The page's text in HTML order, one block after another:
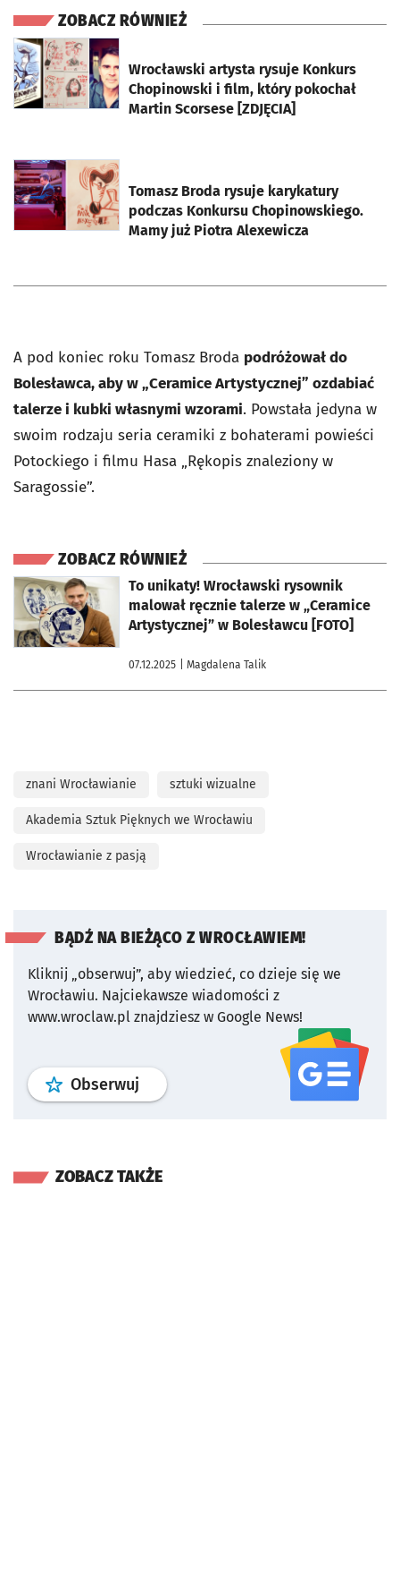
ZOBACZ RÓWNIEŻ
Wrocławski artysta rysuje Konkurs
Chopinowski i film, który pokochał
Martin Scorsese [ZDJĘCIA]
otworzy się w nowej karcie
Tomasz Broda rysuje karykatury
podczas Konkursu Chopinowskiego.
Mamy już Piotra Alexewicza
otworzy się w nowej karcie
A pod koniec roku Tomasz Broda podróżował do
Bolesławca, aby w „Ceramice Artystycznej” ozdabiać
talerze i kubki własnymi wzorami. Powstała jedyna w
swoim rodzaju seria ceramiki z bohaterami powieści
Potockiego i filmu Hasa „Rękopis znaleziony w
Saragossie”.
ZOBACZ RÓWNIEŻ
To unikaty! Wrocławski rysownik
malował ręcznie talerze w „Ceramice
Artystycznej” w Bolesławcu [FOTO]
07.12.2025 | Magdalena Talik
otworzy się w nowej karcie
znani Wrocławianie sztuki wizualne
Akademia Sztuk Pięknych we Wrocławiu
Wrocławianie z pasją
BĄDŹ NA BIEŻĄCO Z WROCŁAWIEM!
Kliknij „obserwuj”, aby wiedzieć, co dzieje się we
Wrocławiu. Najciekawsze wiadomości z
www.wroclaw.pl znajdziesz w Google News!
Obserwuj profil serwisu
ZOBACZ TAKŻE